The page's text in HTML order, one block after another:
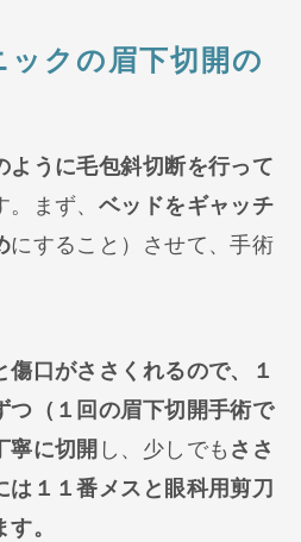
ックの眉下切開の
ように毛包斜切断を行って
。まず、 ベッドをギャッチ
にすること）させて、手術
傷口がささくれるので、１
つ（１回の眉下切開手術で
寧に切開 し、少しでも ささ
は１１番メスと眼科用剪刀
。